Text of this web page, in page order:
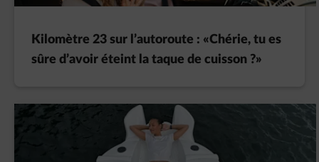
Kilomètre 23 sur l’autoroute : «Chérie, tu es
sûre d’avoir éteint la taque de cuisson ?»